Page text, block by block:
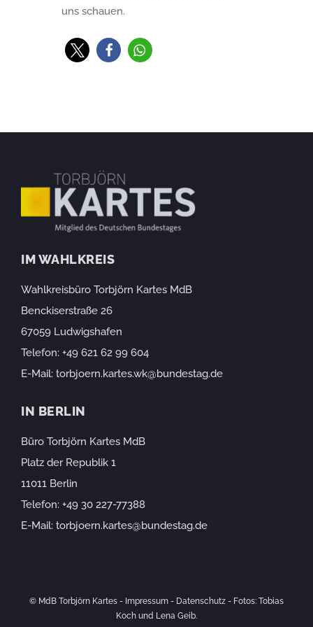
uns schauen.
IM WAHLKREIS
Wahlkreisbüro Torbjörn Kartes MdB
Benckiserstraße 26
67059 Ludwigshafen
Telefon: +49 621 62 99 604
E-Mail: torbjoern.kartes.wk@bundestag.de
IN BERLIN
Büro Torbjörn Kartes MdB
Platz der Republik 1
11011 Berlin
Telefon: +49 30 227-77388
E-Mail: torbjoern.kartes@bundestag.de
© MdB Torbjörn Kartes - Impressum - Datenschutz - Fotos: Tobias
Koch und Lena Geib.